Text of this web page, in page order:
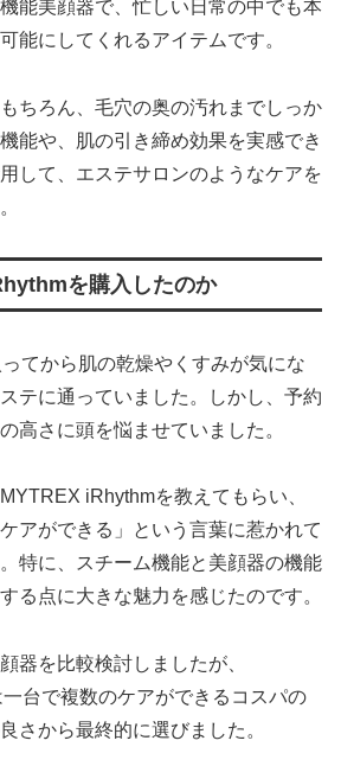
能美顔器で、忙しい日常の中でも本
能にしてくれるアイテムです。
ちろん、毛穴の奥の汚れまでしっか
能や、肌の引き締め効果を実感でき
して、エステサロンのようなケアを
を購入したのか
てから肌の乾燥やくすみが気にな
テに通っていました。しかし、予約
高さに頭を悩ませていました。
iRhythmを教えてもらい、
アができる」という言葉に惹かれて
特に、スチーム機能と美顔器の機能
る点に大きな魅力を感じたのです。
器を比較検討しましたが、
台で複数のケアができるコスパの
さから最終的に選びました。